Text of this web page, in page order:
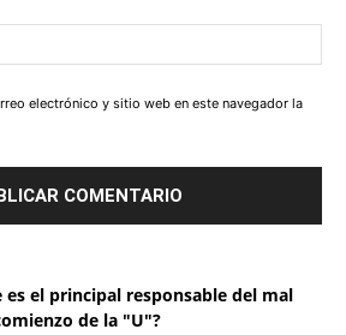
electrónico y sitio web en este navegador la
es el principal responsable del mal
de la "U"?